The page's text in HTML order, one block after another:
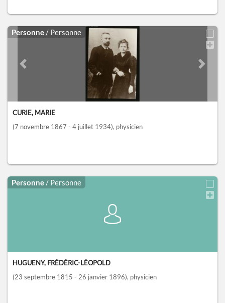
Personne / Personne
Previous slide Next
CURIE, MARIE
(7 novembre 1867 - 4 juillet 1934), physicien
Personne / Personne
HUGUENY, FRÉDÉRIC-LÉOPOLD
(23 septembre 1815 - 26 janvier 1896), physicien